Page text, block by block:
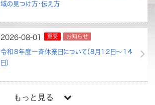
域の見つけ方・伝え方
2026-08-01 重要 お知らせ
令和８年度一斉休業日について（８月１２日～１４
日）
もっと見る